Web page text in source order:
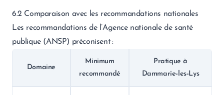
6.2 Comparaison avec les recommandations nationales
Les recommandations de l’Agence nationale de santé
publique (ANSP) préconisent :
Domaine
Minimum
recommandé
Pratique à
Dammarie‑les‑Lys